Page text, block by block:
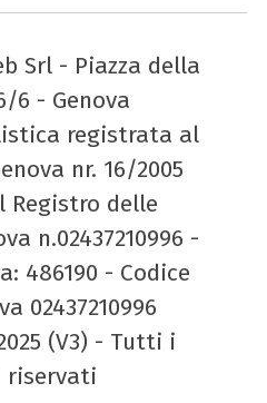
Srl - Piazza della
6 - Genova
registrata al
nr. 16/2005
Registro delle
n.02437210996 -
486190 - Codice
02437210996
(V3) - Tutti i